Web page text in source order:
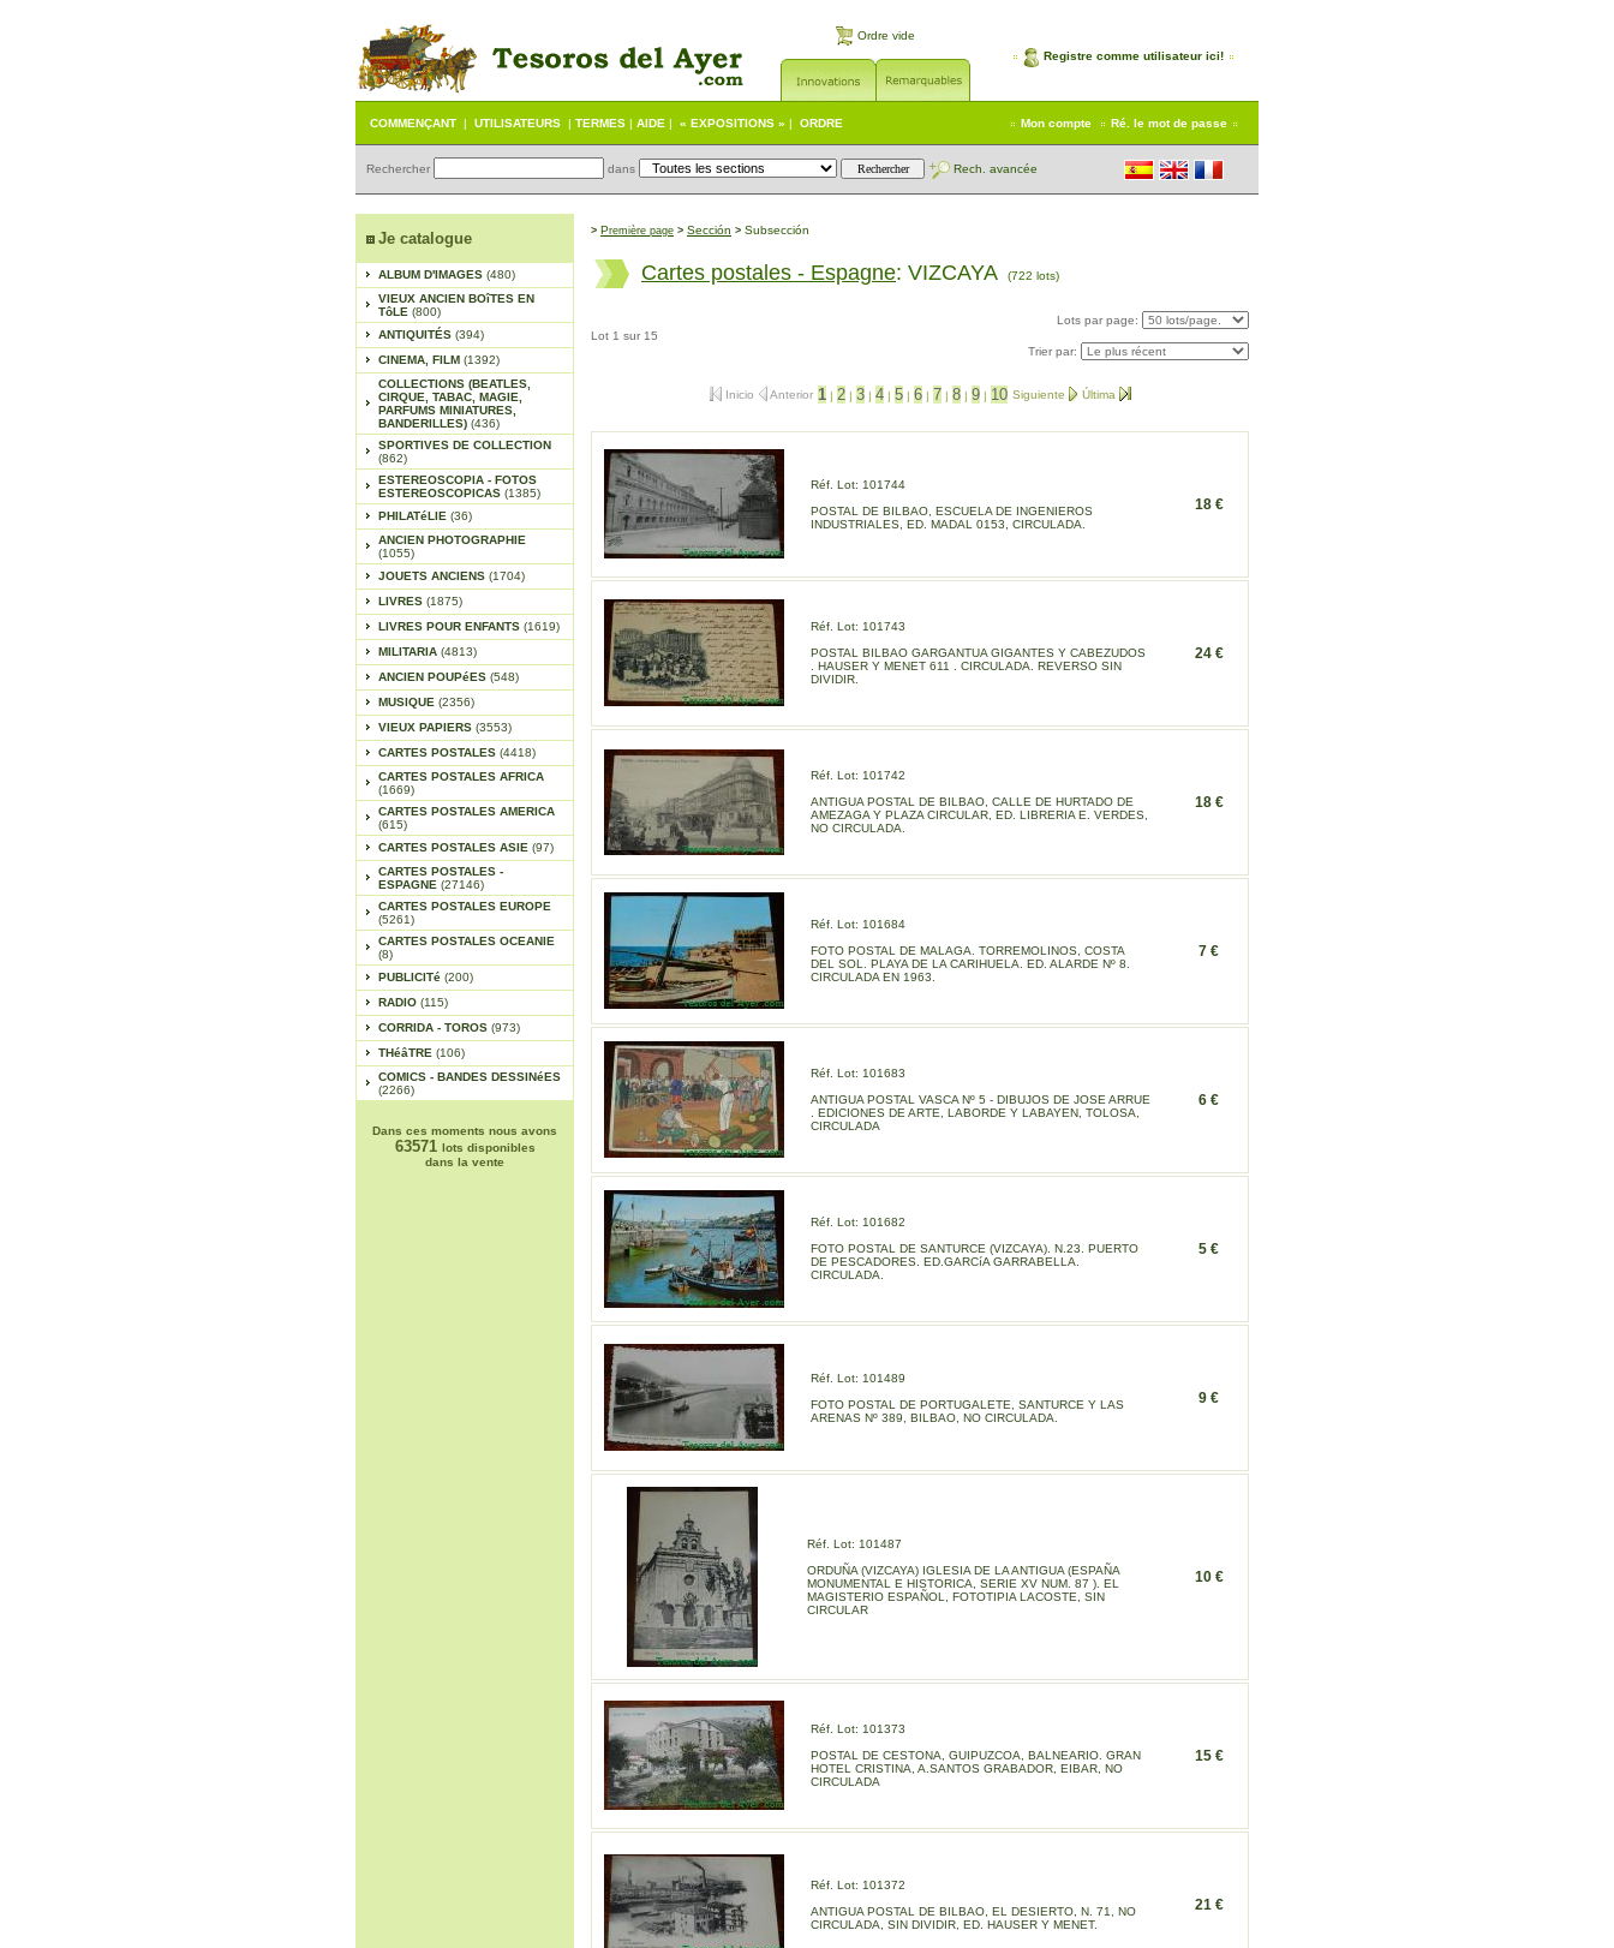
Ordre vide
Registre comme utilisateur ici!
COMMENÇANT | UTILISATEURS | TERMES | AIDE | « EXPOSITIONS » | ORDRE Mon compte Ré. le mot de passe
Rechercher dans Rech. avancée
Je catalogue
ALBUM D'IMAGES (480)
VIEUX ANCIEN BOîTES EN
TôLE (800)
ANTIQUITÉS (394)
CINEMA, FILM (1392)
COLLECTIONS (BEATLES,
CIRQUE, TABAC, MAGIE,
PARFUMS MINIATURES,
BANDERILLES) (436)
SPORTIVES DE COLLECTION
(862)
ESTEREOSCOPIA - FOTOS
ESTEREOSCOPICAS (1385)
PHILATéLIE (36)
ANCIEN PHOTOGRAPHIE
(1055)
JOUETS ANCIENS (1704)
LIVRES (1875)
LIVRES POUR ENFANTS (1619)
MILITARIA (4813)
ANCIEN POUPéES (548)
MUSIQUE (2356)
VIEUX PAPIERS (3553)
CARTES POSTALES (4418)
CARTES POSTALES AFRICA
(1669)
CARTES POSTALES AMERICA
(615)
CARTES POSTALES ASIE (97)
CARTES POSTALES -
ESPAGNE (27146)
CARTES POSTALES EUROPE
(5261)
CARTES POSTALES OCEANIE
(8)
PUBLICITé (200)
RADIO (115)
CORRIDA - TOROS (973)
THéâTRE (106)
COMICS - BANDES DESSINéES
(2266)
Dans ces moments nous avons
63571 lots disponibles
dans la vente
> Première page > Sección > Subsección
Cartes postales - Espagne: VIZCAYA (722 lots)
Lot 1 sur 15
Lots par page:
Trier par:
Inicio Anterior 1 | 2 | 3 | 4 | 5 | 6 | 7 | 8 | 9 | 10 Siguiente Última
Réf. Lot: 101744
POSTAL DE BILBAO, ESCUELA DE INGENIEROS
INDUSTRIALES, ED. MADAL 0153, CIRCULADA.
18 €
Réf. Lot: 101743
POSTAL BILBAO GARGANTUA GIGANTES Y CABEZUDOS
. HAUSER Y MENET 611 . CIRCULADA. REVERSO SIN
DIVIDIR.
24 €
Réf. Lot: 101742
ANTIGUA POSTAL DE BILBAO, CALLE DE HURTADO DE
AMEZAGA Y PLAZA CIRCULAR, ED. LIBRERIA E. VERDES,
NO CIRCULADA.
18 €
Réf. Lot: 101684
FOTO POSTAL DE MALAGA. TORREMOLINOS, COSTA
DEL SOL. PLAYA DE LA CARIHUELA. ED. ALARDE Nº 8.
CIRCULADA EN 1963.
7 €
Réf. Lot: 101683
ANTIGUA POSTAL VASCA Nº 5 - DIBUJOS DE JOSE ARRUE
. EDICIONES DE ARTE, LABORDE Y LABAYEN, TOLOSA,
CIRCULADA
6 €
Réf. Lot: 101682
FOTO POSTAL DE SANTURCE (VIZCAYA). N.23. PUERTO
DE PESCADORES. ED.GARCíA GARRABELLA.
CIRCULADA.
5 €
Réf. Lot: 101489
FOTO POSTAL DE PORTUGALETE, SANTURCE Y LAS
ARENAS Nº 389, BILBAO, NO CIRCULADA.
9 €
Réf. Lot: 101487
ORDUÑA (VIZCAYA) IGLESIA DE LA ANTIGUA (ESPAÑA
MONUMENTAL E HISTORICA, SERIE XV NUM. 87 ). EL
MAGISTERIO ESPAÑOL, FOTOTIPIA LACOSTE, SIN
CIRCULAR
10 €
Réf. Lot: 101373
POSTAL DE CESTONA, GUIPUZCOA, BALNEARIO. GRAN
HOTEL CRISTINA, A.SANTOS GRABADOR, EIBAR, NO
CIRCULADA
15 €
Réf. Lot: 101372
ANTIGUA POSTAL DE BILBAO, EL DESIERTO, N. 71, NO
CIRCULADA, SIN DIVIDIR, ED. HAUSER Y MENET.
21 €